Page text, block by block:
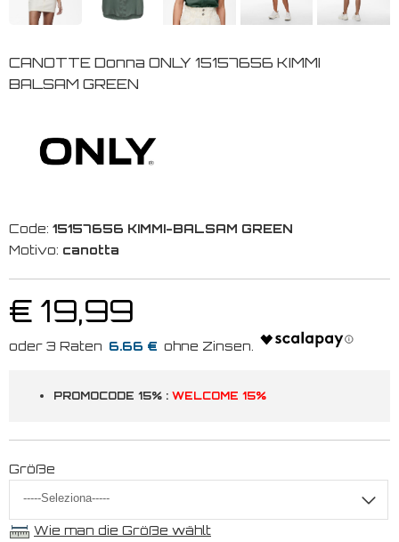
CANOTTE Donna ONLY 15157656 KIMMI
BALSAM GREEN
Code: 15157656 KIMMI-BALSAM GREEN
Motivo: canotta
€ 19,99
6.66 €
PROMOCODE 15% : WELCOME 15%
Größe
Wie man die Größe wählt